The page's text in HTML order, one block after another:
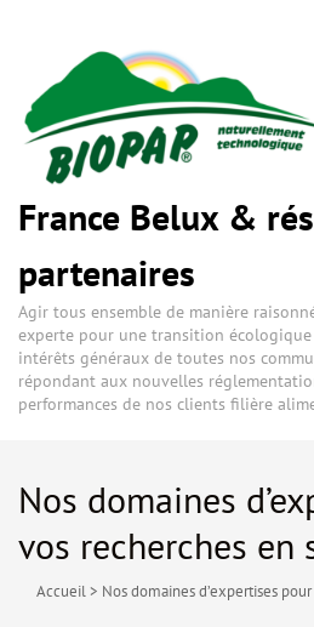
France Belux &
partenaires
Agir tous ensemble de manière
experte pour une transition
intérêts généraux de toutes nos
répondant aux nouvelles
performances de nos clients filière
Nos domaines
vos recherches en
Accueil> Nos domaines d’expertises